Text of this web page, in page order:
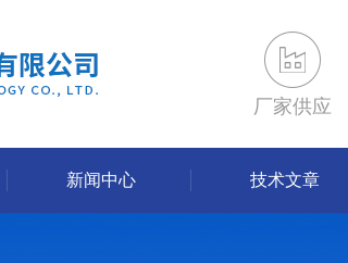
厂家供应
新闻中心 技术文章